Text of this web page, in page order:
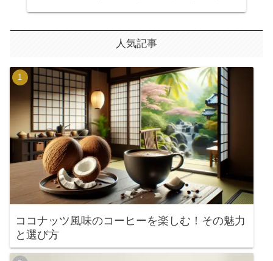
人気記事
ココナッツ風味のコーヒーを楽しむ！その魅力
と選び方